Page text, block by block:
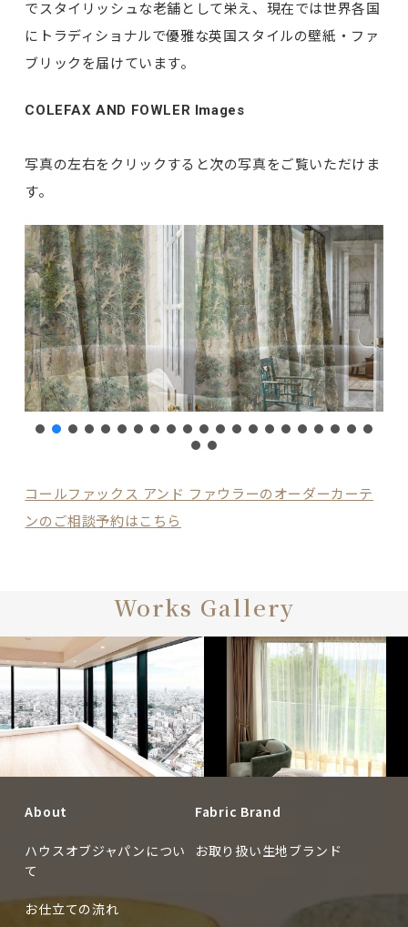
でスタイリッシュな老舗として栄え、現在では世界各国
にトラディショナルで優雅な英国スタイルの壁紙・ファ
ブリックを届けています。
COLEFAX AND FOWLER Images
写真の左右をクリックすると次の写真をご覧いただけま
す。
コールファックス アンド ファウラーのオーダーカーテ
ンのご相談予約はこちら
Works Gallery
CUSTOMERS CUSTOMERS
About
ハウスオブジャパンについ
て
お仕立ての流れ
Fabric Brand
お取り扱い生地ブランド